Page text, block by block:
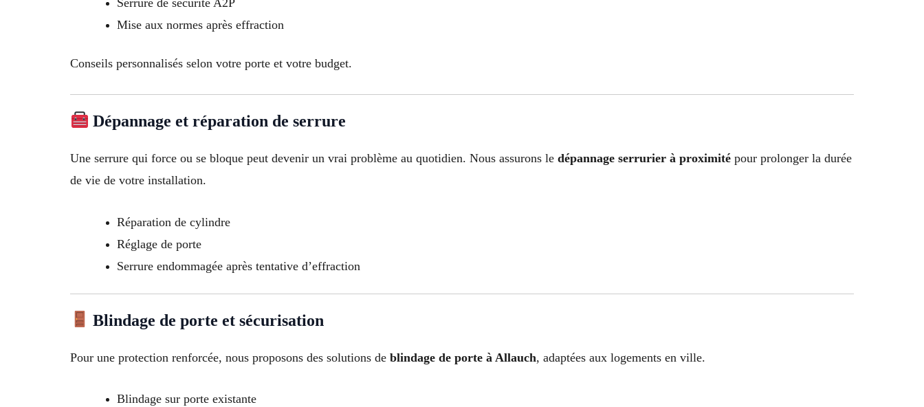
Serrure de sécurité A2P
Mise aux normes après effraction
Conseils personnalisés selon votre porte et votre budget.
Dépannage et réparation de serrure
Une serrure qui force ou se bloque peut devenir un vrai problème au quotidien. Nous assurons le dépannage serrurier à proximité pour prolonger la durée
de vie de votre installation.
Réparation de cylindre
Réglage de porte
Serrure endommagée après tentative d’effraction
Blindage de porte et sécurisation
Pour une protection renforcée, nous proposons des solutions de blindage de porte à Allauch, adaptées aux logements en ville.
Blindage sur porte existante